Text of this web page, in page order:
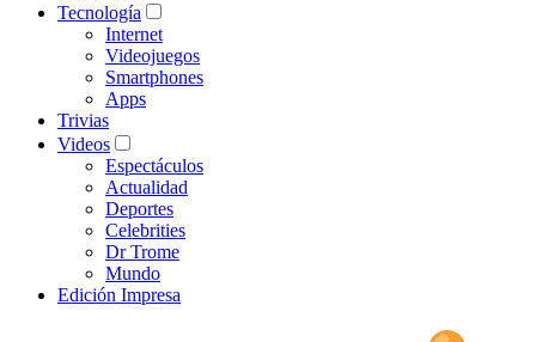
Tecnología
Internet
Videojuegos
Smartphones
Apps
Trivias
Videos
Espectáculos
Actualidad
Deportes
Celebrities
Dr Trome
Mundo
Edición Impresa